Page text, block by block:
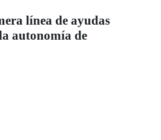
línea de ayudas
autonomía de